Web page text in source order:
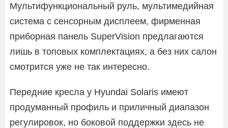
Мультифункциональный руль, мультимедийная
система с сенсорным дисплеем, фирменная
приборная панель SuperVision предлагаются
лишь в топовых комплектациях, а без них салон
смотрится уже не так интересно.
Передние кресла у Hyundai Solaris имеют
продуманный профиль и приличный диапазон
регулировок, но боковой поддержки здесь не